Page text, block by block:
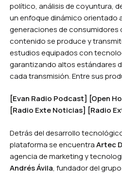
político, análisis de coyuntura,
un enfoque dinámico orientado
generaciones de consumidores
contenido se produce y
estudios equipados con
garantizando altos estándares
cada transmisión. Entre sus
[Evan Radio Podcast] [Open
[Radio Exte Noticias] [Radio
Detrás del desarrollo
plataforma se encuentraArtec
agencia de marketing y
Andrés Ávila, fundador del